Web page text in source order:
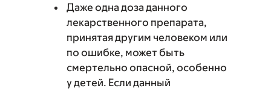
Даже одна доза данного
лекарственного препарата,
принятая другим человеком или
по ошибке, может быть
смертельно опасной, особенно
у детей. Если данный